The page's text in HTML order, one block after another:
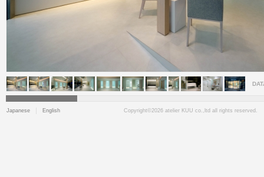
Japanese English Copyright©2026 atelier KUU co.,ltd all rights reserved.